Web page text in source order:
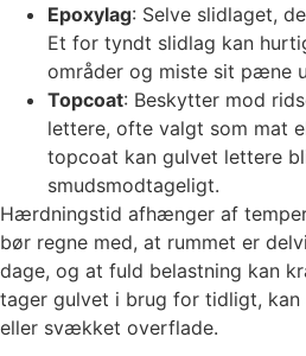
Epoxylag: Selve slidlaget,
Et for tyndt slidlag kan
områder og miste sit pæne
Topcoat: Beskytter mod
lettere, ofte valgt som mat
topcoat kan gulvet lettere
smudsmodtageligt.
Hærdningstid afhænger af
bør regne med, at rummet er
dage, og at fuld belastning kan
tager gulvet i brug for tidligt,
eller svækket overflade.